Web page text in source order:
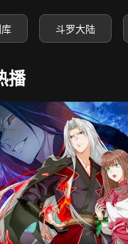
斗罗大陆
播